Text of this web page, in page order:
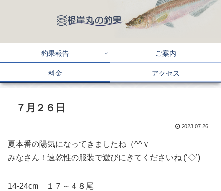
釣果報告 ご案内
料金 アクセス
７月２６日
2023.07.26
夏本番の陽気になってきましたね（^^ v
みなさん！速乾性の服装で遊びにきてくださいね (‘◇’)ゞ
14-24cm １７～４８尾